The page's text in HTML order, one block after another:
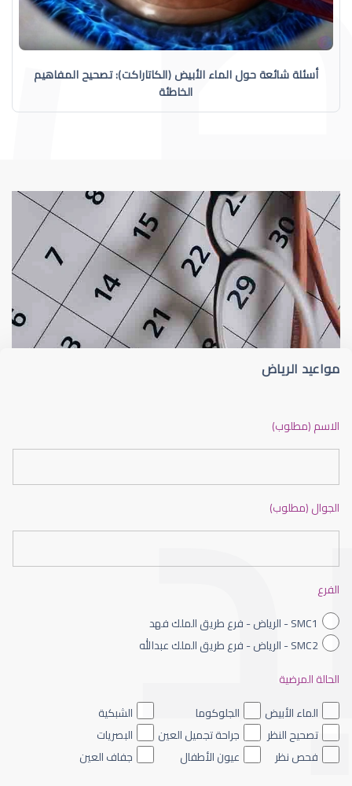
أسئلة شائعة حول الماء الأبيض (الكاتاراكت): تصحيح المفاهيم
الخاطئة
عوامل خطورة الماء الأبيض
الماء الأبيض في العين وعلاجه
الماء الأبيض بالعين
مواعيد الرياض
الاسم (مطلوب)
الجوال (مطلوب)
الفرع
SMC1 - الرياض - فرع طريق الملك فهد
SMC2 - الرياض - فرع طريق الملك عبدالله
الحالة المرضية
الماء الأبيض
الجلوكوما
الشبكية
تصحيح النظر
جراحة تجميل العين
البصريات
فحص نظر
عيون الأطفال جفاف العين